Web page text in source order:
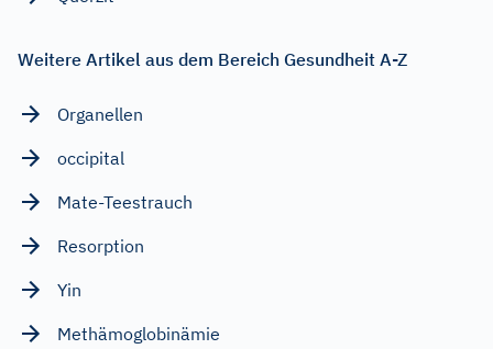
Weitere Artikel aus dem Bereich Gesundheit A-Z
Organellen
occipital
Mate-Teestrauch
Resorption
Yin
Methämoglobinämie